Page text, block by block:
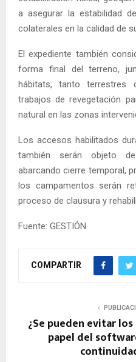
a asegurar la estabilidad
colaterales en la calidad de
El expediente también
forma final del terreno,
hábitats, tanto terrestres
trabajos de revegetación
natural en las zonas
Los accesos habilitados
también serán objeto de
abarcando cierre temporal,
los campamentos serán
proceso de clausura y
Fuente: GESTIÓN
COMPARTIR
¿Se pueden evitar
papel del